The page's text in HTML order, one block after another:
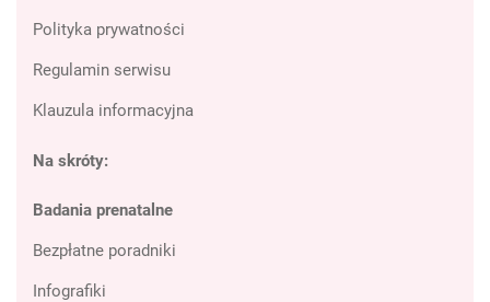
Polityka prywatności
Regulamin serwisu
Klauzula informacyjna
Na skróty:
Badania prenatalne
Bezpłatne poradniki
Infografiki